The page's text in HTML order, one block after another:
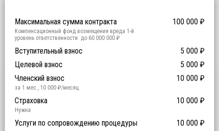
Максимальная сумма контракта
100 000 ₽
Компенсационный фонд возмещения вреда 1 -й
уровень ответственности: до 60 000 000 ₽
Участие в гос. тендерах и аукционах 0 ₽
Компенсационный фонд договорных обязательств
й уровень ответственности:
Вступительный взнос 5 000 ₽
Целевой взнос
5 000 ₽
Членский взнос
10 000 ₽
за 1 мес., 10 000 ₽/месяц
Предоставление специалистов НРС 0 ₽
0₽ за человека
Сертификат ISO 9001 14 500 ₽
ISO 9001
Сертификат ISO 14001 14 500 ₽
ISO 14001
Сертификат OHSAS 18001 14 500 ₽
OHSAS 18001
Страховка 10 000 ₽
Нужна
Услуги по сопровождению процедуры 10 000 ₽